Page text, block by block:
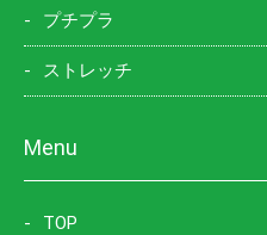
プチプラ
ストレッチ
Menu
TOP